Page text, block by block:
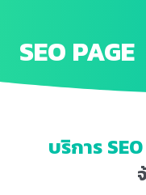
SEO PAGE
บริการ